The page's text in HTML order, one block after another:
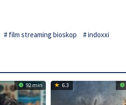
film streaming bioskop
indoxxi
92 min 6.3